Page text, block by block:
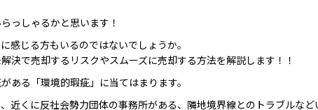
っしゃるかと思います！
感じる方もいるのではないでしょうか。
で売却するリスクやスムーズに売却する方法を解説します！！
ある「環境的瑕疵」に当てはまります。
くに反社会勢力団体の事務所がある、隣地境界線とのトラブルなど